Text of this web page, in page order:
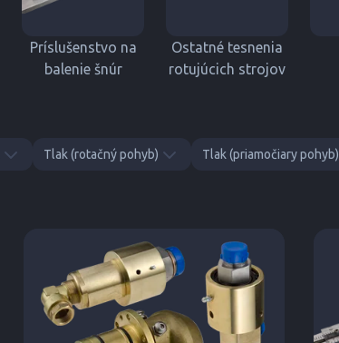
Príslušenstvo na
balenie šnúr
Ostatné tesnenia
rotujúcich strojov
Tlak (rotačný pohyb) Tlak (priamočiary pohyb)